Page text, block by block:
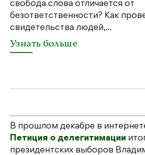
свобода слова отличается от
безответственности? Как
свидетельства людей,...
Узнать больше
В прошлом декабре в
Петиция о делегитимации
президентских выборов